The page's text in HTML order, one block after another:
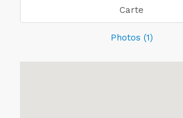
Carte
Photos (1)